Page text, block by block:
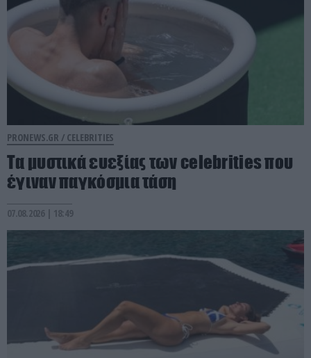
PRONEWS.GR / CELEBRITIES
Τα μυστικά ευεξίας των celebrities που
έγιναν παγκόσμια τάση
07.08.2026 | 18:49